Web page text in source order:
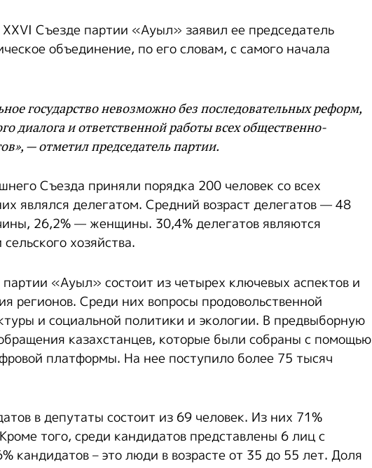
Съезде партии «Ауыл» заявил ее председатель
объединение, по его словам, с самого начала
государство невозможно без последовательных реформ,
диалога и ответственной работы всех общественно-
— отметил председатель партии.
Съезда приняли порядка 200 человек со всех
являлся делегатом. Средний возраст делегатов — 48
26,2% — женщины. 30,4% делегатов являются
хозяйства.
«Ауыл» состоит из четырех ключевых аспектов и
регионов. Среди них вопросы продовольственной
и социальной политики и экологии. В предвыборную
казахстанцев, которые были собраны с помощью
платформы. На нее поступило более 75 тысяч
в депутаты состоит из 69 человек. Из них 71%
того, среди кандидатов представлены 6 лиц с
кандидатов – это люди в возрасте от 35 до 55 лет. Доля